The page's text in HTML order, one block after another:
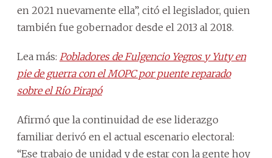
en 2021 nuevamente ella”, citó el legislador, quien
también fue gobernador desde el 2013 al 2018.
Lea más: Pobladores de Fulgencio Yegros y Yuty en
pie de guerra con el MOPC por puente reparado
sobre el Río Pirapó
Afirmó que la continuidad de ese liderazgo
familiar derivó en el actual escenario electoral:
“Ese trabajo de unidad y de estar con la gente hoy